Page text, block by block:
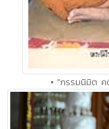
• "กรรมนิมิต